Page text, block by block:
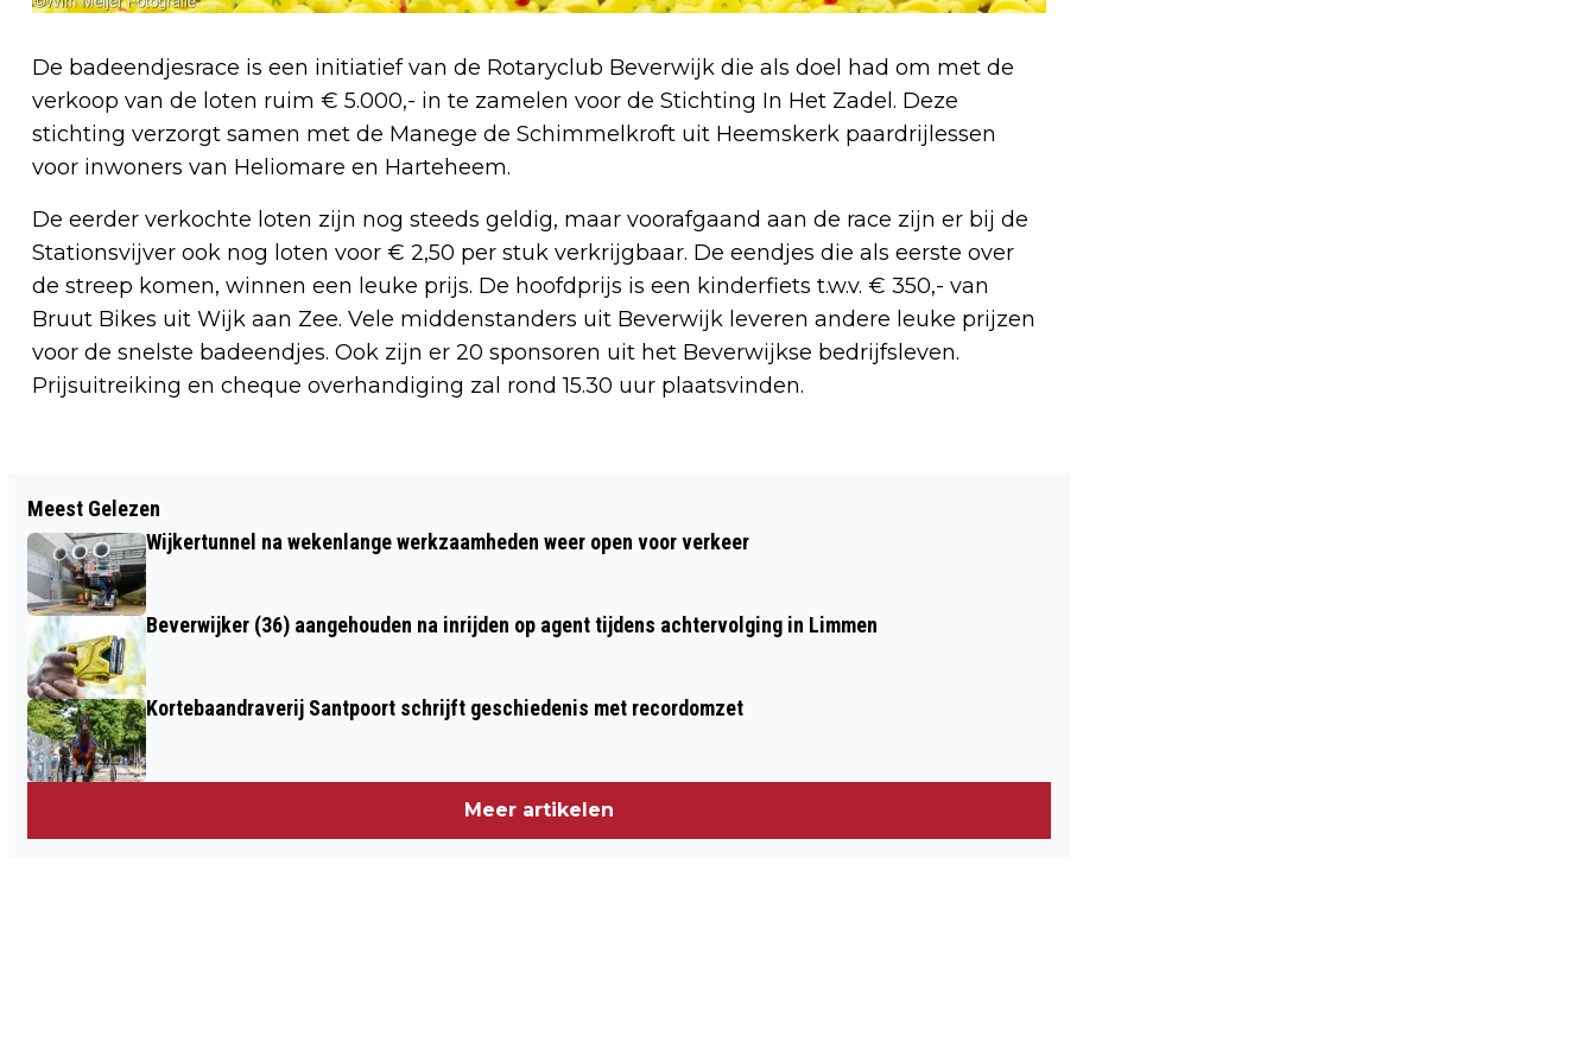
De badeendjesrace is een initiatief van de Rotaryclub Beverwijk die als doel had om met de
verkoop van de loten ruim € 5.000,- in te zamelen voor de Stichting In Het Zadel. Deze
stichting verzorgt samen met de Manege de Schimmelkroft uit Heemskerk paardrijlessen
voor inwoners van Heliomare en Harteheem.
De eerder verkochte loten zijn nog steeds geldig, maar voorafgaand aan de race zijn er bij de
Stationsvijver ook nog loten voor € 2,50 per stuk verkrijgbaar. De eendjes die als eerste over
de streep komen, winnen een leuke prijs. De hoofdprijs is een kinderfiets t.w.v. € 350,- van
Bruut Bikes uit Wijk aan Zee. Vele middenstanders uit Beverwijk leveren andere leuke prijzen
voor de snelste badeendjes. Ook zijn er 20 sponsoren uit het Beverwijkse bedrijfsleven.
Prijsuitreiking en cheque overhandiging zal rond 15.30 uur plaatsvinden.
COLUMN VAN DE DAG / MAKE A
MEMORY OP BEZOEK BIJ ISOO
Meest Gelezen
Wijkertunnel na wekenlange werkzaamheden weer open voor verkeer
Beverwijker (36) aangehouden na inrijden op agent tijdens achtervolging in Limmen
Kortebaandraverij Santpoort schrijft geschiedenis met recordomzet
Meer artikelen